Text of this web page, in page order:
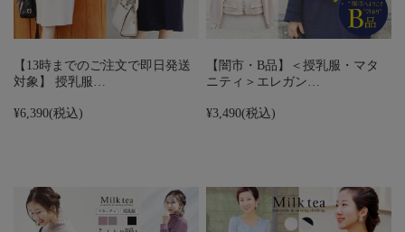
【13時までのご注文で即日発送
対象】 授乳服…
¥6,390(税込)
【闇市・B品】＜授乳服・マタ
ニティ＞エレガン…
¥3,490(税込)